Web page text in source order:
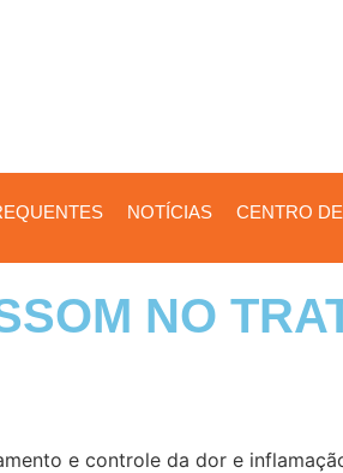
NOTÍCIAS CENTRO
NO
e controle da dor e